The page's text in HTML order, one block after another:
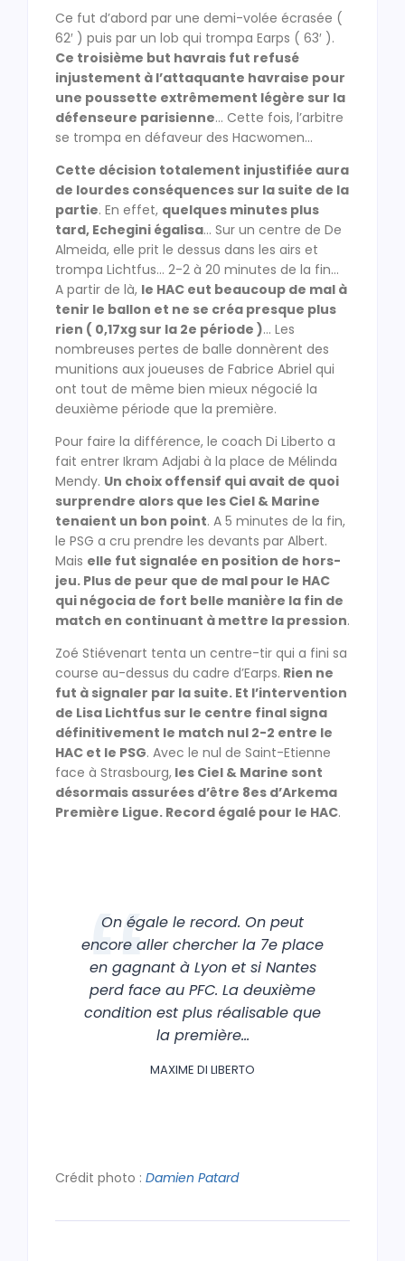
Ce fut d’abord par une demi-volée écrasée (
62′ ) puis par un lob qui trompa Earps ( 63′ ).
Ce troisième but havrais fut refusé
injustement à l’attaquante havraise pour
une poussette extrêmement légère sur la
défenseure parisienne… Cette fois, l’arbitre
se trompa en défaveur des Hacwomen…
Cette décision totalement injustifiée aura
de lourdes conséquences sur la suite de la
partie. En effet, quelques minutes plus
tard, Echegini égalisa… Sur un centre de De
Almeida, elle prit le dessus dans les airs et
trompa Lichtfus… 2-2 à 20 minutes de la fin…
A partir de là, le HAC eut beaucoup de mal à
tenir le ballon et ne se créa presque plus
rien ( 0,17xg sur la 2e période )… Les
nombreuses pertes de balle donnèrent des
munitions aux joueuses de Fabrice Abriel qui
ont tout de même bien mieux négocié la
deuxième période que la première.
Pour faire la différence, le coach Di Liberto a
fait entrer Ikram Adjabi à la place de Mélinda
Mendy. Un choix offensif qui avait de quoi
surprendre alors que les Ciel & Marine
tenaient un bon point. A 5 minutes de la fin,
le PSG a cru prendre les devants par Albert.
Mais elle fut signalée en position de hors-
jeu. Plus de peur que de mal pour le HAC
qui négocia de fort belle manière la fin de
match en continuant à mettre la pression.
Zoé Stiévenart tenta un centre-tir qui a fini sa
course au-dessus du cadre d’Earps. Rien ne
fut à signaler par la suite. Et l’intervention
de Lisa Lichtfus sur le centre final signa
définitivement le match nul 2-2 entre le
HAC et le PSG. Avec le nul de Saint-Etienne
face à Strasbourg, les Ciel & Marine sont
désormais assurées d’être 8es d’Arkema
Première Ligue. Record égalé pour le HAC.
On égale le record. On peut
encore aller chercher la 7e place
en gagnant à Lyon et si Nantes
perd face au PFC. La deuxième
condition est plus réalisable que
la première…
MAXIME DI LIBERTO
Crédit photo : Damien Patard